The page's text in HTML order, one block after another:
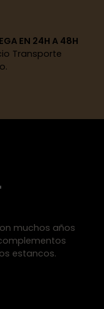
EN 24H A 48H
Transporte
muchos años
estancos.